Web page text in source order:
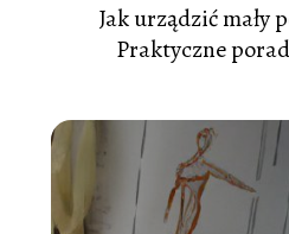
Jak urządzić mały
Praktyczne